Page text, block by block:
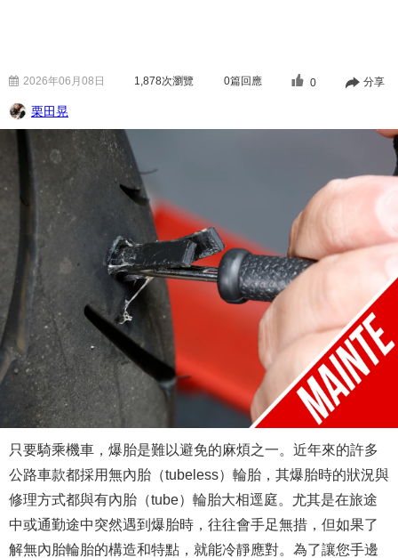
2026年06月08日 1,878次瀏覽 0篇回應 0 分享
栗田晃
只要騎乘機車，爆胎是難以避免的麻煩之一。近年來的許多
公路車款都採用無內胎（tubeless）輪胎，其爆胎時的狀況與
修理方式都與有內胎（tube）輪胎大相逕庭。尤其是在旅途
中或通勤途中突然遇到爆胎時，往往會手足無措，但如果了
解無內胎輪胎的構造和特點，就能冷靜應對。為了讓您手邊